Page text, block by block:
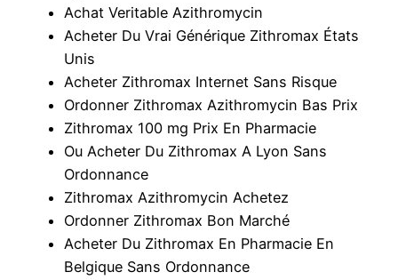
Achat Veritable Azithromycin
Acheter Du Vrai Générique Zithromax États
Unis
Acheter Zithromax Internet Sans Risque
Ordonner Zithromax Azithromycin Bas Prix
Zithromax 100 mg Prix En Pharmacie
Ou Acheter Du Zithromax A Lyon Sans
Ordonnance
Zithromax Azithromycin Achetez
Ordonner Zithromax Bon Marché
Acheter Du Zithromax En Pharmacie En
Belgique Sans Ordonnance